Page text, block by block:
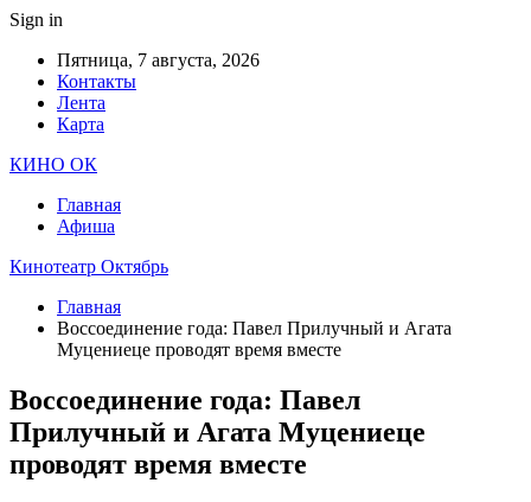
Sign in
Пятница, 7 августа, 2026
Контакты
Лента
Карта
КИНО ОК
Главная
Афиша
Кинотеатр Октябрь
Главная
Воссоединение года: Павел Прилучный и Агата
Муцениеце проводят время вместе
Воссоединение года: Павел
Прилучный и Агата Муцениеце
проводят время вместе